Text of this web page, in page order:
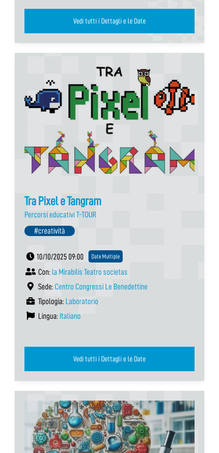
Vedi tutti i Dettagli e le Date
Tra Pixel e Tangram
Percorsi educativi T-TOUR
#creatività
10/10/2025 09:00 Date Multiple
Con: la Mirabilis Teatro societas
Sede: Centro Congressi Le Benedettine
Tipologia: Laboratorio
Lingua: Italiano
Vedi tutti i Dettagli e le Date